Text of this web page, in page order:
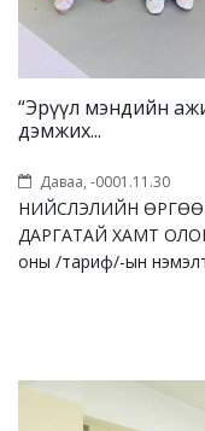
“Эрүүл мэндийн
дэмжих...
Даваа, -0001.11.30
НИЙСЛЭЛИЙН ӨРГӨӨ
ДАРГАТАЙ ХАМТ
оны /тариф/-ын нэмэлт